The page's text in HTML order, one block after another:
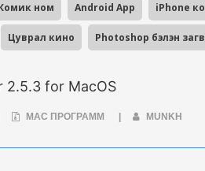
ном Android App iPhone
Цуврал кино Photoshop бэлэн
2.5.3 for MacOS
MAC ПРОГРАММ MUNKH